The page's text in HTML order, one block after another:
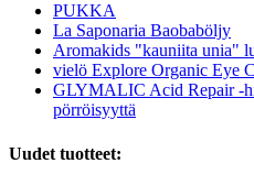
PUKKA
La Saponaria Baobaböljy
Aromakids "kauniita unia"
vielö Explore Organic Eye
GLYMALIC Acid Repair -
pörröisyyttä
Uudet tuotteet: